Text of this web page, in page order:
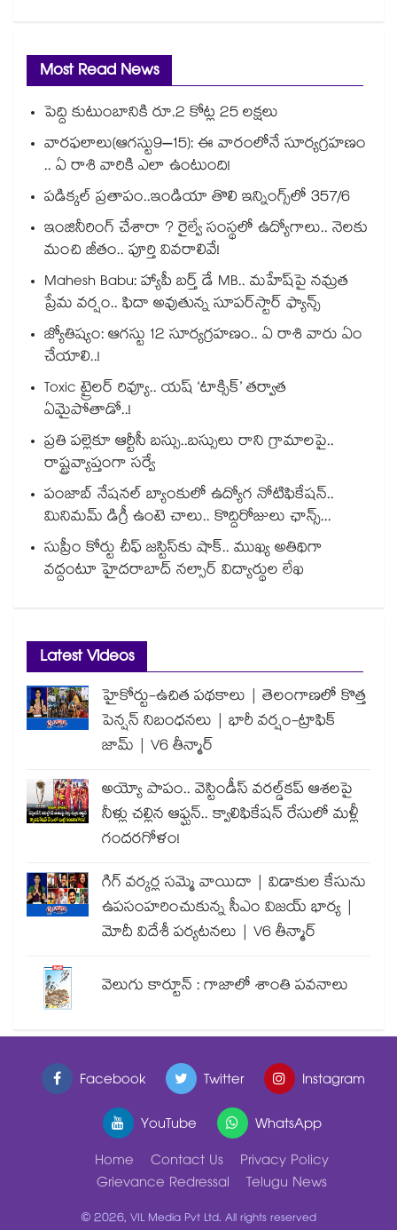
Most Read News
పెద్ది కుటుంబానికి రూ.2 కోట్ల 25 లక్షలు
వారఫలాలు(ఆగస్టు9–15): ఈ వారంలోనే సూర్యగ్రహణం
.. ఏ రాశి వారికి ఎలా ఉంటుంది!
పడిక్కల్‌‌ ప్రతాపం..ఇండియా తొలి ఇన్నింగ్స్‌‌లో 357/6
ఇంజినీరింగ్ చేశారా ? రైల్వే సంస్థలో ఉద్యోగాలు.. నెలకు
మంచి జీతం.. పూర్తి వివరాలివే!
Mahesh Babu: హ్యాపీ బర్త్ డే MB.. మహేష్‌పై నమ్రత
ప్రేమ వర్షం.. ఫిదా అవుతున్న సూపర్‌స్టార్ ఫ్యాన్స్
జ్యోతిష్యం: ఆగస్టు 12 సూర్యగ్రహణం.. ఏ రాశి వారు ఏం
చేయాలి..!
Toxic ట్రైలర్ రివ్యూ.. యష్ ‘టాక్సిక్’ తర్వాత
ఏమైపోతాడో..!
ప్రతి పల్లెకూ ఆర్టీసీ బస్సు..బస్సులు రాని గ్రామాలపై..
రాష్ట్రవ్యాప్తంగా సర్వే
పంజాబ్ నేషనల్ బ్యాంకులో ఉద్యోగ నోటిఫికేషన్..
మినిమమ్ డిగ్రీ ఉంటె చాలు.. కొద్దిరోజులు ఛాన్స్...
సుప్రీం కోర్టు చీఫ్ జస్టిస్⁭కు షాక్.. ముఖ్య అతిథిగా
వద్దంటూ హైదరాబాద్ నల్సార్ విద్యార్థుల లేఖ
Latest Videos
హైకోర్టు-ఉచిత పథకాలు | తెలంగాణలో కొత్త
పెన్షన్ నిబంధనలు | భారీ వర్షం-ట్రాఫిక్
జామ్ | V6 తీన్మార్
అయ్యో పాపం.. వెస్టిండీస్ వరల్డ్‌కప్ ఆశలపై
నీళ్లు చల్లిన ఆఫ్ఘన్.. క్వాలిఫికేషన్ రేసులో మళ్లీ
గందరగోళం!
గిగ్ వర్కర్ల సమ్మె వాయిదా | విడాకుల కేసును
ఉపసంహరించుకున్న సీఎం విజయ్ భార్య |
మోదీ విదేశీ పర్యటనలు | V6 తీన్మార్
వెలుగు కార్టూన్ : గాజాలో శాంతి పవనాలు
Facebook Twitter
Instagram
YouTube
WhatsApp
Home
Contact Us
Privacy Policy
Grievance Redressal
Telugu News
© 2026, VIL Media Pvt Ltd. All rights reserved